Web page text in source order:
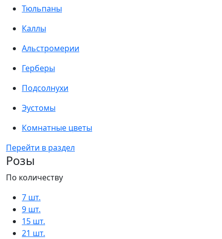
Тюльпаны
Каллы
Альстромерии
Герберы
Подсолнухи
Эустомы
Комнатные цветы
Перейти в раздел
Розы
По количеству
7 шт.
9 шт.
15 шт.
21 шт.